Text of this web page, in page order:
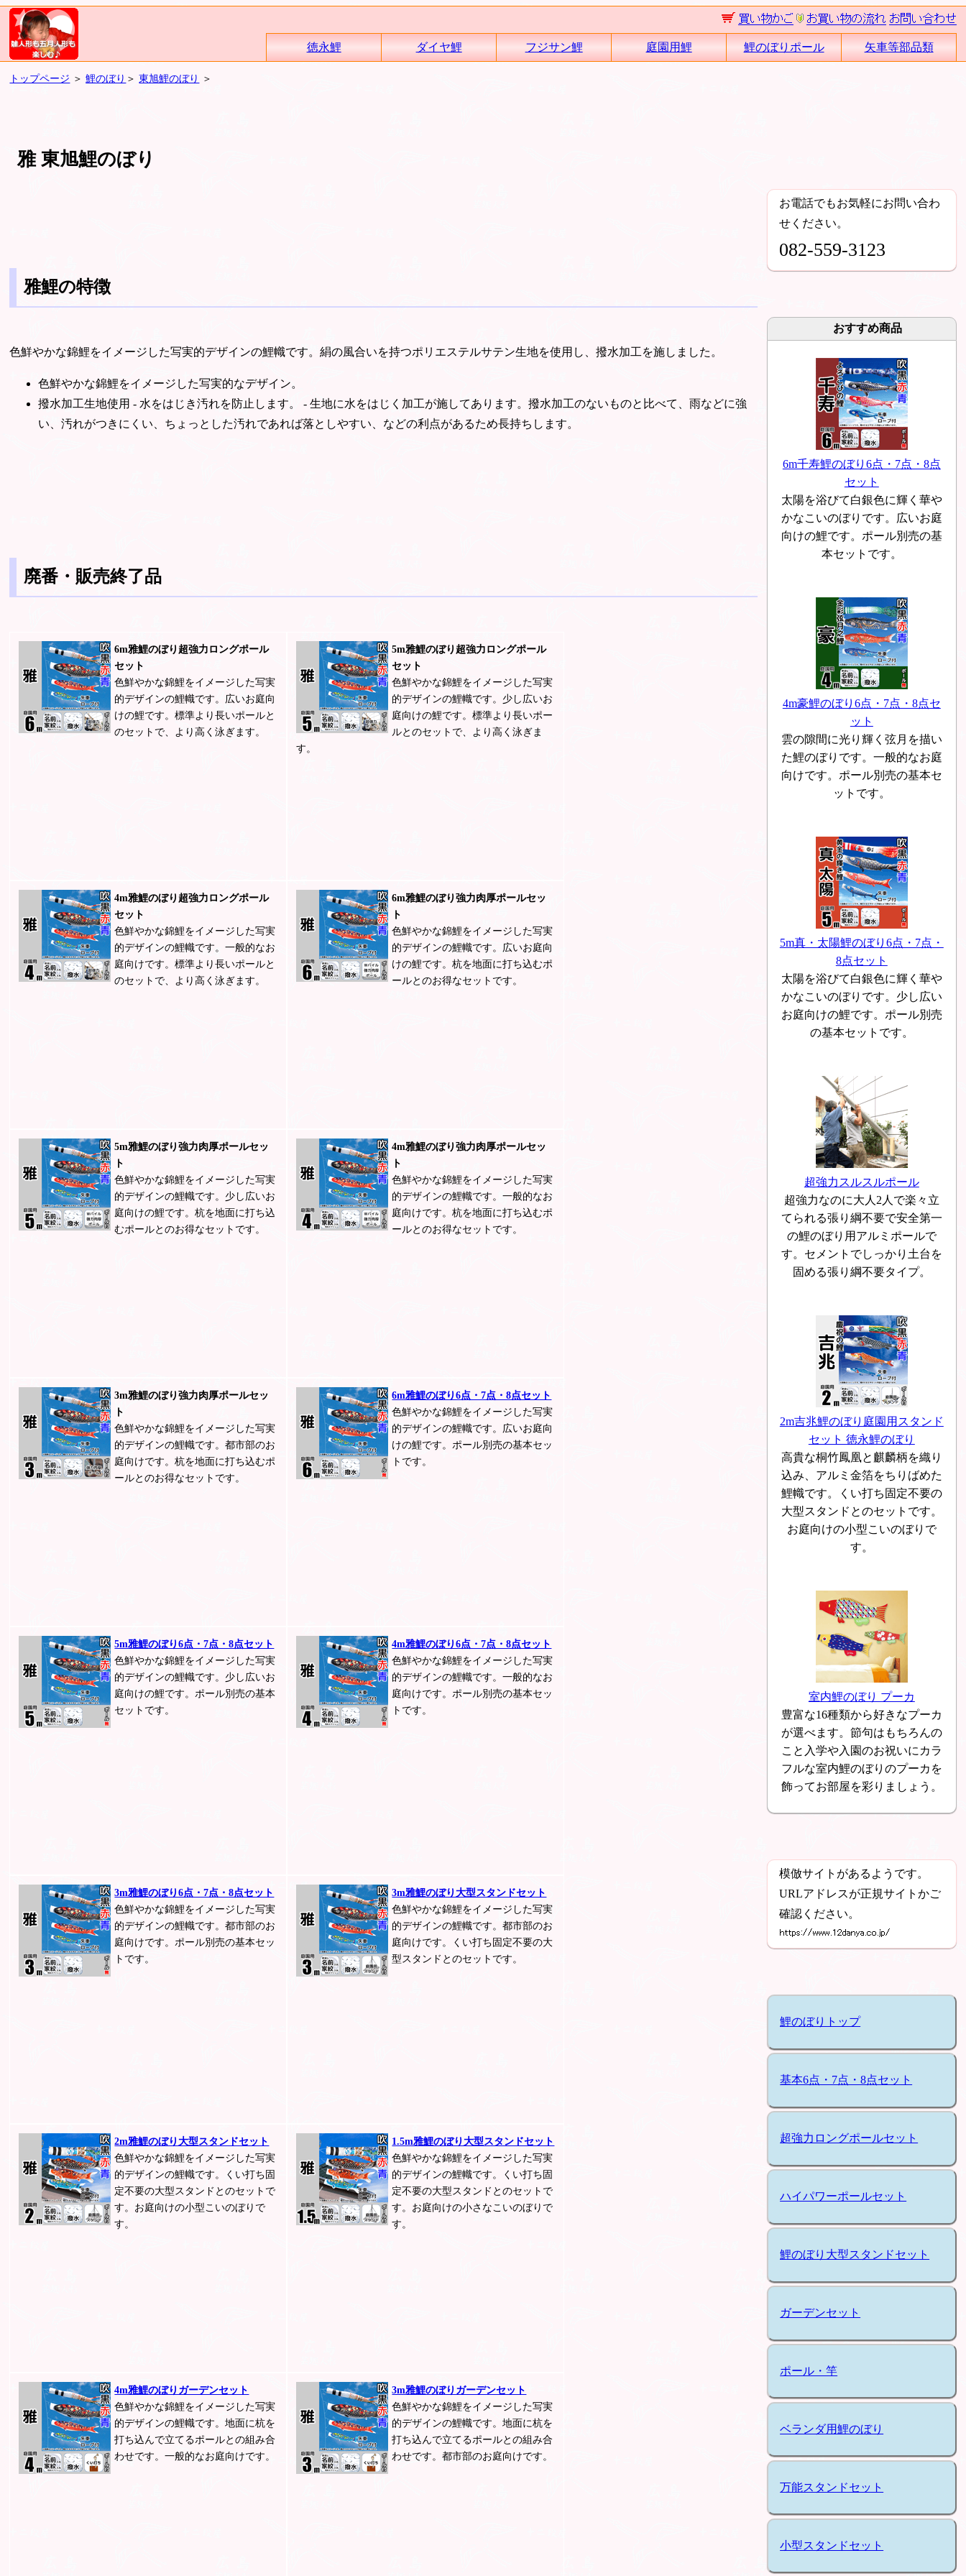
徳永鯉 ダイヤ鯉 フジサン鯉 庭園用鯉 鯉のぼりポール 矢車等部品類
トップページ ＞鯉のぼり ＞東旭鯉のぼり ＞
雅 東旭鯉のぼり
雅鯉の特徴
色鮮やかな錦鯉をイメージした写実的デザインの鯉幟です。絹の風合いを持つポリエステルサテン生地を使用し、撥水加工を施しました。
色鮮やかな錦鯉をイメージした写実的なデザイン。
撥水加工生地使用 - 水をはじき汚れを防止します。 - 生地に水をはじく加工が施してあります。撥水加工のないものと比べて、雨などに強
い、汚れがつきにくい、ちょっとした汚れであれば落としやすい、などの利点があるため長持ちします。
廃番・販売終了品
6m雅鯉のぼり超強力ロングポール
セット
色鮮やかな錦鯉をイメージした写実
的デザインの鯉幟です。広いお庭向
けの鯉です。標準より長いポールと
のセットで、より高く泳ぎます。
5m雅鯉のぼり超強力ロングポール
セット
色鮮やかな錦鯉をイメージした写実
的デザインの鯉幟です。少し広いお
庭向けの鯉です。標準より長いポー
ルとのセットで、より高く泳ぎま
す。
4m雅鯉のぼり超強力ロングポール
セット
色鮮やかな錦鯉をイメージした写実
的デザインの鯉幟です。一般的なお
庭向けです。標準より長いポールと
のセットで、より高く泳ぎます。
6m雅鯉のぼり強力肉厚ポールセッ
ト
色鮮やかな錦鯉をイメージした写実
的デザインの鯉幟です。広いお庭向
けの鯉です。杭を地面に打ち込むポ
ールとのお得なセットです。
5m雅鯉のぼり強力肉厚ポールセッ
ト
色鮮やかな錦鯉をイメージした写実
的デザインの鯉幟です。少し広いお
庭向けの鯉です。杭を地面に打ち込
むポールとのお得なセットです。
4m雅鯉のぼり強力肉厚ポールセッ
ト
色鮮やかな錦鯉をイメージした写実
的デザインの鯉幟です。一般的なお
庭向けです。杭を地面に打ち込むポ
ールとのお得なセットです。
3m雅鯉のぼり強力肉厚ポールセッ
ト
色鮮やかな錦鯉をイメージした写実
的デザインの鯉幟です。都市部のお
庭向けです。杭を地面に打ち込むポ
ールとのお得なセットです。
6m雅鯉のぼり6点・7点・8点セット
色鮮やかな錦鯉をイメージした写実
的デザインの鯉幟です。広いお庭向
けの鯉です。ポール別売の基本セッ
トです。
5m雅鯉のぼり6点・7点・8点セット
色鮮やかな錦鯉をイメージした写実
的デザインの鯉幟です。少し広いお
庭向けの鯉です。ポール別売の基本
セットです。
4m雅鯉のぼり6点・7点・8点セット
色鮮やかな錦鯉をイメージした写実
的デザインの鯉幟です。一般的なお
庭向けです。ポール別売の基本セッ
トです。
3m雅鯉のぼり6点・7点・8点セット
色鮮やかな錦鯉をイメージした写実
的デザインの鯉幟です。都市部のお
庭向けです。ポール別売の基本セッ
トです。
3m雅鯉のぼり大型スタンドセット
色鮮やかな錦鯉をイメージした写実
的デザインの鯉幟です。都市部のお
庭向けです。くい打ち固定不要の大
型スタンドとのセットです。
2m雅鯉のぼり大型スタンドセット
色鮮やかな錦鯉をイメージした写実
的デザインの鯉幟です。くい打ち固
定不要の大型スタンドとのセットで
す。お庭向けの小型こいのぼりで
す。
1.5m雅鯉のぼり大型スタンドセット
色鮮やかな錦鯉をイメージした写実
的デザインの鯉幟です。くい打ち固
定不要の大型スタンドとのセットで
す。お庭向けの小さなこいのぼりで
す。
4m雅鯉のぼりガーデンセット
色鮮やかな錦鯉をイメージした写実
的デザインの鯉幟です。地面に杭を
打ち込んで立てるポールとの組み合
わせです。一般的なお庭向けです。
3m雅鯉のぼりガーデンセット
色鮮やかな錦鯉をイメージした写実
的デザインの鯉幟です。地面に杭を
打ち込んで立てるポールとの組み合
わせです。都市部のお庭向けです。
お電話でもお気軽にお問い合わ
せください。
082-559-3123
おすすめ商品
6m千寿鯉のぼり6点・7点・8点
セット
太陽を浴びて白銀色に輝く華や
かなこいのぼりです。広いお庭
向けの鯉です。ポール別売の基
本セットです。
4m豪鯉のぼり6点・7点・8点セ
ット
雲の隙間に光り輝く弦月を描い
た鯉のぼりです。一般的なお庭
向けです。ポール別売の基本セ
ットです。
5m真・太陽鯉のぼり6点・7点・
8点セット
太陽を浴びて白銀色に輝く華や
かなこいのぼりです。少し広い
お庭向けの鯉です。ポール別売
の基本セットです。
超強力スルスルポール
超強力なのに大人2人で楽々立
てられる張り綱不要で安全第一
の鯉のぼり用アルミポールで
す。セメントでしっかり土台を
固める張り綱不要タイプ。
2m吉兆鯉のぼり庭園用スタンド
セット 徳永鯉のぼり
高貴な桐竹鳳凰と麒麟柄を織り
込み、アルミ金箔をちりばめた
鯉幟です。くい打ち固定不要の
大型スタンドとのセットです。
お庭向けの小型こいのぼりで
す。
室内鯉のぼり プーカ
豊富な16種類から好きなプーカ
が選べます。節句はもちろんの
こと入学や入園のお祝いにカラ
フルな室内鯉のぼりのプーカを
飾ってお部屋を彩りましょう。
模倣サイトがあるようです。
URLアドレスが正規サイトかご
確認ください。
鯉のぼりトップ
基本6点・7点・8点セット
超強力ロングポールセット
ハイパワーポールセット
鯉のぼり大型スタンドセット
ガーデンセット
ポール・竿
ベランダ用鯉のぼり
万能スタンドセット
小型スタンドセット